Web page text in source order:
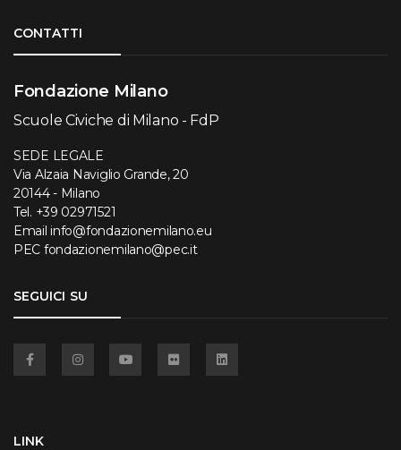
CONTATTI
Fondazione Milano
Scuole Civiche di Milano - FdP
SEDE LEGALE
Via Alzaia Naviglio Grande, 20
20144 - Milano
Tel. +39 02971521
Email info@fondazionemilano.eu
PEC fondazionemilano@pec.it
SEGUICI SU
LINK